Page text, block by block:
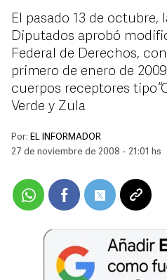
El pasado 13 de octubre,
Diputados aprobó
Federal de Derechos,
primero de enero de
cuerpos receptores tipo
Verde y Zula
Por: EL INFORMADOR
27 de noviembre de 2008 - 21:01 hs